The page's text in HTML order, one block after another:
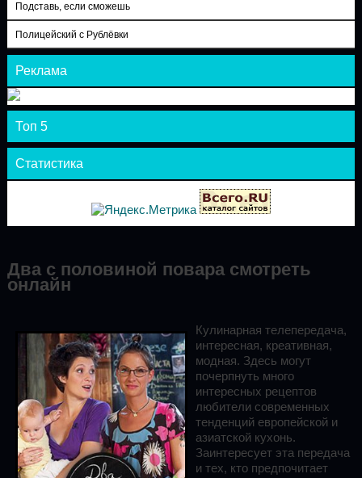
Подставь, если сможешь
Полицейский с Рублёвки
Реклама
Топ 5
Статистика
Два с половиной повара смотреть
онлайн
Кулинарная телепередача,
интересная, креативная,
модная. Здесь могут
почерпнуть много
интересных рецептов
любители современных
тенденций европейской и
азиатской кухонь.
Заинтересует эта передача
и тех, кто предпочитает